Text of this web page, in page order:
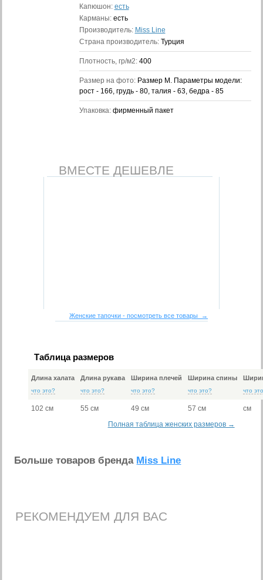
Капюшон: есть
Карманы: есть
Производитель: Miss Line
Страна производитель: Турция
Плотность, гр/м2: 400
Размер на фото: Размер M. Параметры модели:
рост - 166, грудь - 80, талия - 63, бедра - 85
Упаковка: фирменный пакет
ВМЕСТЕ ДЕШЕВЛЕ
Женские тапочки - посмотреть все товары →
Таблица размеров
Длина халата
что это?
Длина рукава
что это?
Ширина плечей
что это?
Ширина спины
что это? что
102 см 55 см 49 см 57 см
см
Полная таблица женских размеров →
Больше товаров бренда Miss Line
РЕКОМЕНДУЕМ ДЛЯ ВАС